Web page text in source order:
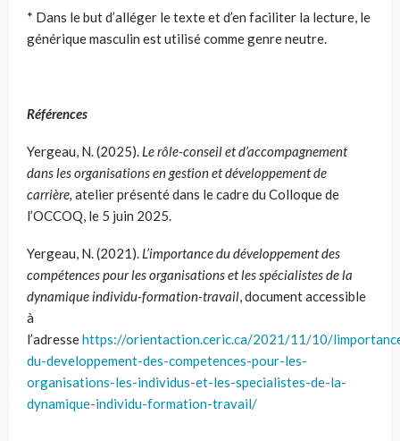
* Dans le but d’alléger le texte et d’en faciliter la lecture, le
générique masculin est utilisé comme genre neutre.
Références
Yergeau, N. (2025). Le rôle-conseil et d’accompagnement
dans les organisations en gestion et développement de
carrière, atelier présenté dans le cadre du Colloque de
l’OCCOQ, le 5 juin 2025.
Yergeau, N. (2021). L’importance du développement des
compétences pour les organisations et les spécialistes de la
dynamique individu-formation-travail, document accessible
à
l’adressehttps://orientaction.ceric.ca/2021/11/10/
du-developpement-des-competences-pour-les-
organisations-les-individus-et-les-specialistes-de-la-
dynamique-individu-formation-travail/